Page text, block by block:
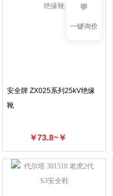
安全牌 ZX025系列25kV绝缘
靴
￥73.8~￥
💬
一键询价